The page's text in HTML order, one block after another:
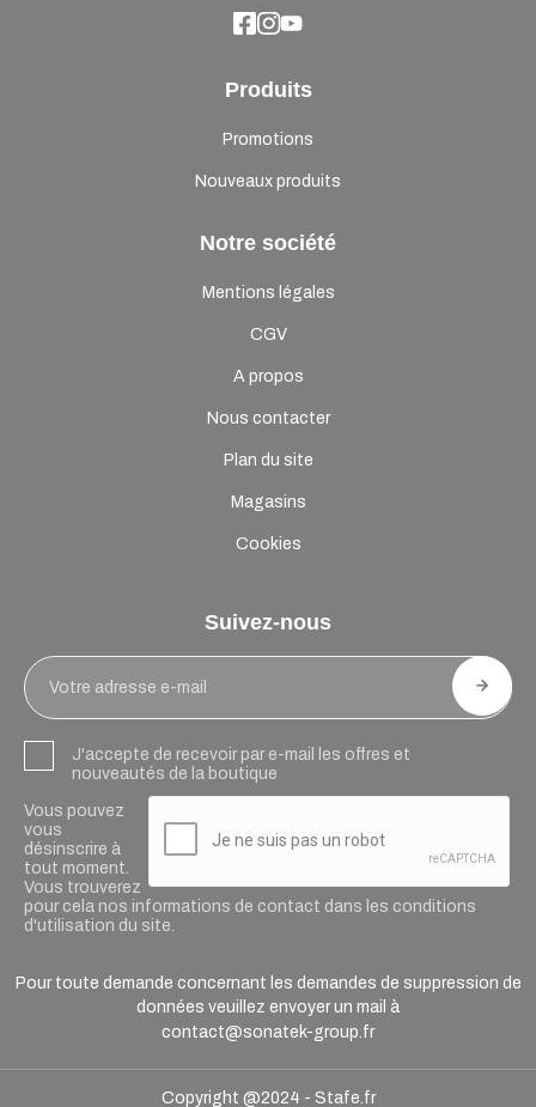
Produits
Promotions
Nouveaux produits
Notre société
Mentions légales
CGV
A propos
Nous contacter
Plan du site
Magasins
Cookies
Suivez-nous
J'accepte de recevoir par e-mail les offres et
nouveautés de la boutique
Vous pouvez
vous
désinscrire à
tout moment.
Vous trouverez
pour cela nos informations de contact dans les conditions
d'utilisation du site.
Pour toute demande concernant les demandes de suppression de
données veuillez envoyer un mail à
contact@sonatek-group.fr
Copyright @2024 - Stafe.fr